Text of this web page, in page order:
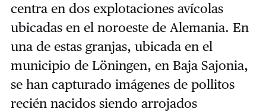
centra en dos explotaciones avícolas
ubicadas en el noroeste de Alemania. En
una de estas granjas, ubicada en el
municipio de Löningen, en Baja Sajonia,
se han capturado imágenes de pollitos
recién nacidos siendo arrojados